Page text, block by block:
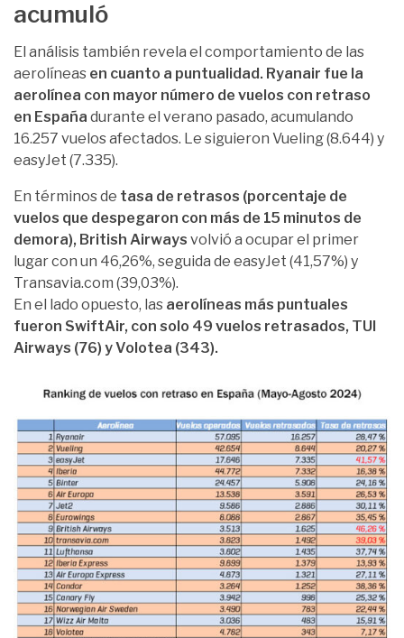
acumuló
El análisis también revela el comportamiento de las
aerolíneas en cuanto a puntualidad. Ryanair fue la
aerolínea con mayor número de vuelos con retraso
en España durante el verano pasado, acumulando
16.257 vuelos afectados. Le siguieron Vueling (8.644) y
easyJet (7.335).
En términos de tasa de retrasos (porcentaje de
vuelos que despegaron con más de 15 minutos de
demora), British Airways volvió a ocupar el primer
lugar con un 46,26%, seguida de easyJet (41,57%) y
Transavia.com (39,03%).
En el lado opuesto, las aerolíneas más puntuales
fueron SwiftAir, con solo 49 vuelos retrasados, TUI
Airways (76) y Volotea (343).